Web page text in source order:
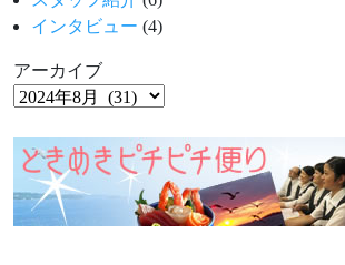
インタビュー (4)
アーカイブ